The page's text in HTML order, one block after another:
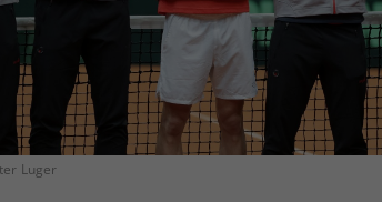
Luger
Ihrer